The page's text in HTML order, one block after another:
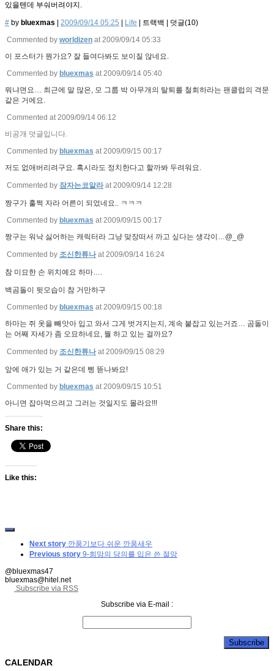
있을텐데 부숴버려야지.
# by bluexmas 2009/09/14 05:25 Life 트랙백 덧글(10)
Commented by worldizen at 2009/09/14 05:33
이 포스터가 뭔가요? 잘 들여다봐도 보이질 않네요.
Commented by bluexmas at 2009/09/14 05:40
뭐냐면요… 최근에 말 많은, 모 그룹 박 아무개의 탈퇴를 철회하라는 팬클럽의 격문
같은 거에요.
Commented at 2009/09/14 06:12
비공개 덧글입니다.
Commented by bluexmas at 2009/09/15 00:17
저도 없애버리려구요. 혹시라도 정치한다고 할까봐 두려워요.
Commented by 잠자는코알라at 2009/09/14 12:28
짱구가 훌쩍 자라 어른이 되었네요.. ㅋㅋㅋ
Commented by bluexmas at 2009/09/15 00:17
짱구는 워낙 싫어하는 캐릭터라 그냥 맞장떠서 까고 싶다는 생각이…@_@
Commented by 조신한튜나at 2009/09/14 16:24
참 미묘한 손 위치예요 하마….
백곰돌이 뒷모습이 참 거만하구
Commented by bluexmas at 2009/09/15 00:18
하마는 쥐 옷을 빼앗아 입고 와서 그게 벗겨지는지, 계속 붙잡고 있는거죠… 곰돌이
는 어째 자세가 좀 오묘하네요, 뭘 하고 있는 걸까요?
Commented by 조신한튜나at 2009/09/15 08:29
앞에 애가 있는 거 같은데 삥 뜯나봐요!
Commented by bluexmas at 2009/09/15 10:51
아니면 잡아먹으려고 그러는 것일지도 몰라요!!!
Share this:
Like this:
Next story 깐풍기보다 쉬운 깐풍새우
Previous story 9-희망의 당의를 입은 쓴 절망
@bluexmas47
bluexmas@hitel.net
Subscribe via RSS
Subscribe via E-mail :
CALENDAR